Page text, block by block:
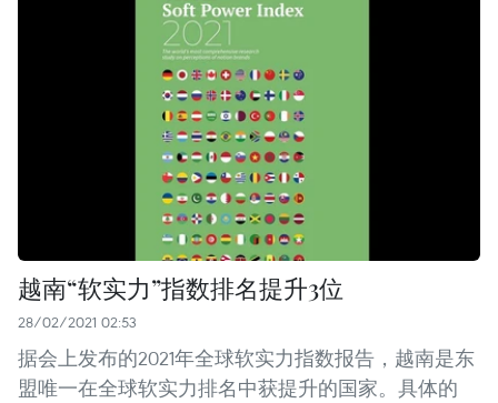
越南“软实力”指数排名提升3位
28/02/2021 02:53
据会上发布的2021年全球软实力指数报告，越南是东
盟唯一在全球软实力排名中获提升的国家。具体的